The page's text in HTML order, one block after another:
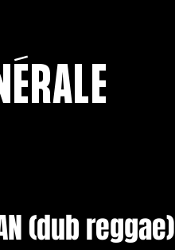
(dub reggae)